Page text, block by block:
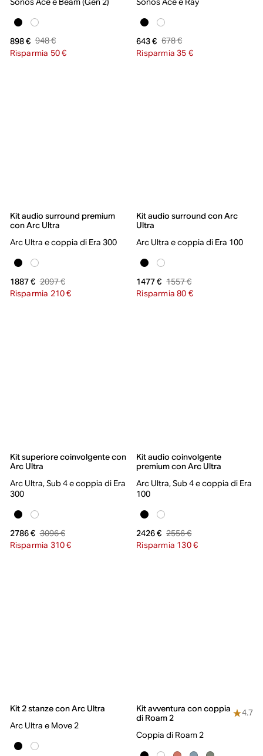
898 € 948 €
Risparmia 50 €
643 € 678 €
Risparmia 35 €
Kit audio surround premium
con Arc Ultra
Arc Ultra e coppia di Era 300
1887 € 2097 €
Risparmia 210 €
Kit audio surround con Arc
Ultra
Arc Ultra e coppia di Era 100
1477 € 1557 €
Risparmia 80 €
Kit superiore coinvolgente con
Arc Ultra
Arc Ultra, Sub 4 e coppia di Era
300
2786 € 3096 €
Risparmia 310 €
Kit audio coinvolgente
premium con Arc Ultra
Arc Ultra, Sub 4 e coppia di Era
100
2426 € 2556 €
Risparmia 130 €
Kit 2 stanze con Arc Ultra
Arc Ultra e Move 2
Kit avventura con coppia
di Roam 2
4.7
Coppia di Roam 2